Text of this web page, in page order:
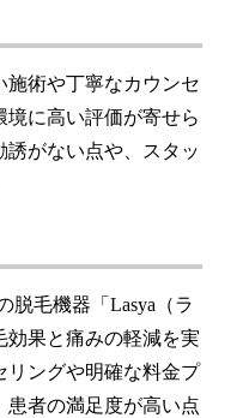
施術や丁寧なカウンセ
境に高い評価が寄せら
がない点や、スタッ
脱毛機器「Lasya（ラ
効果と痛みの軽減を実
リングや明確な料金プ
患者の満足度が高い点